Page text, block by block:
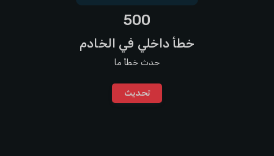
500
خطأ داخلي في الخادم
حدث خطأ ما
تحديث